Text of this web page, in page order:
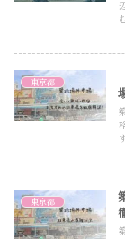
東京都
東京都